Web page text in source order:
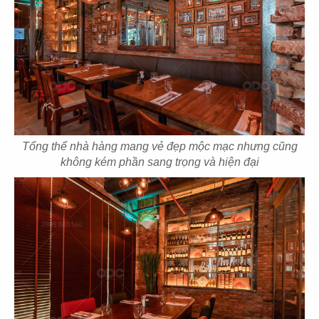
Tổng thể nhà hàng mang vẻ đẹp mộc mạc nhưng cũng
không kém phần sang trọng và hiện đại
107
FLYFOOD
Nhà hàng Việt
108
UDIYAN
Nhà hàng thực dưỡng
109
VIETNAM HOUSE
Nhà hàng Indochine
110
LẨU XÔNG HƠI
Nhà hàng hoa